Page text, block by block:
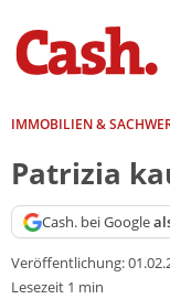
IMMOBILIEN &
Patrizia
Cash. bei Google
Veröffentlichung:
Lesezeit 1 min